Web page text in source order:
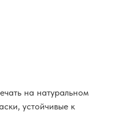
на натуральном
устойчивые к